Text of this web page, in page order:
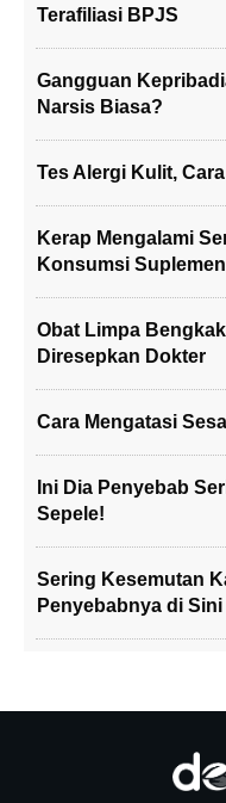
Terafiliasi BPJS
Gangguan
Narsis Biasa?
Tes Alergi Kulit,
Kerap Mengalami
Konsumsi
Obat Limpa
Diresepkan Dokter
Cara Mengatasi
Ini Dia Penyebab
Sepele!
Sering Kesemutan
Penyebabnya di Sini